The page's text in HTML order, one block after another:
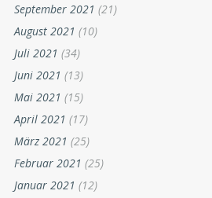
September 2021 (21)
August 2021 (10)
Juli 2021 (34)
Juni 2021 (13)
Mai 2021 (15)
April 2021 (17)
März 2021 (25)
Februar 2021 (25)
Januar 2021 (12)